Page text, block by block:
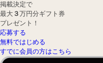
掲載決定で
最大 ３万円分ギフト券
プレゼント！
応募する
無料ではじめる
すでに会員の方はこちら